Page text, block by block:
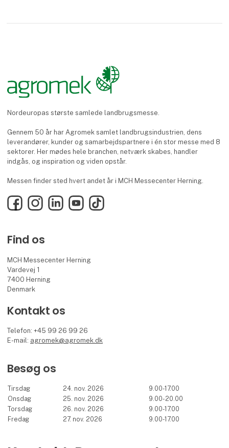
Nordeuropas største samlede landbrugsmesse.
Gennem 50 år har Agromek samlet landbrugsindustrien, dens
leverandører, kunder og samarbejdspartnere i én stor messe med 8
sektorer. Her mødes hele branchen, netværk skabes, handler
indgås, og inspiration og viden opstår.
Messen finder sted hvert andet år i MCH Messecenter Herning.
FacebookInstagramLinkedInYouTubeTikTok
Find os
MCH Messecenter Herning
Vardevej 1
7400 Herning
Denmark
Kontakt os
Telefon: +45 99 26 99 26
E-mail: agromek@agromek.dk
Besøg os
Tirsdag 24. nov. 2026
9.00-17.00
Onsdag
25. nov. 2026
9.00-20.00
Torsdag
26. nov. 2026
9.00-17.00
Fredag
27. nov. 2026 9.00-17.00